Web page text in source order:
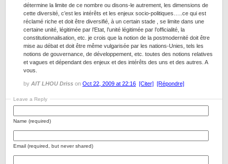
détermine la limite de ce nombre ou disons-le autrement, les dimensions de
cette diversité, c’est les intérêts et les enjeux socio-politiques…..ce qui est
réclamé riche et doit être diversifié, à un certain stade , se limite dans une
certaine unité, légitimée par l’Etat, l’unité légitimée par l’officialité, la
constitutionnalisation, etc. je crois que la notion de la postmodernité doit être
mise au débat et doit être même vulgarisée par les nations-Unies, tels les
notions de gouvernance, de développement, etc. toutes des notions relatives
et vagues et dépendant des enjeux et des intérêts des uns et des autres. A
vous.
by AIT LHOU Driss on Oct 22, 2009 at 22:16 [Citer] [Répondre]
Leave a Reply
Name (required)
Email (required, but never shared)